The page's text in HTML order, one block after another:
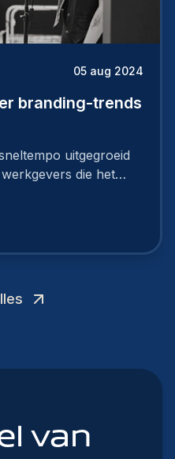
05 aug 2024
branding-trends
uitgegroeid
die het
van